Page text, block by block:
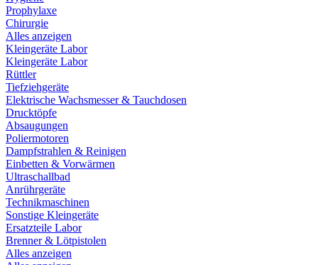
Prophylaxe
Chirurgie
Alles anzeigen
Kleingeräte Labor
Kleingeräte Labor
Rüttler
Tiefziehgeräte
Elektrische Wachsmesser & Tauchdosen
Drucktöpfe
Absaugungen
Poliermotoren
Dampfstrahlen & Reinigen
Einbetten & Vorwärmen
Ultraschallbad
Anrührgeräte
Technikmaschinen
Sonstige Kleingeräte
Ersatzteile Labor
Brenner & Lötpistolen
Alles anzeigen